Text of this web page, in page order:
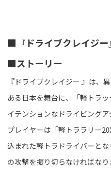
■『ドライブクレイジー
■ストーリー
『ドライブクレイジー 』は、
ある日本を舞台に、「軽トラ
イテンションなドライビングア
プレイヤーは「軽トララリー
込まれた軽トラドライバーと
の攻撃を振り切らなければなり